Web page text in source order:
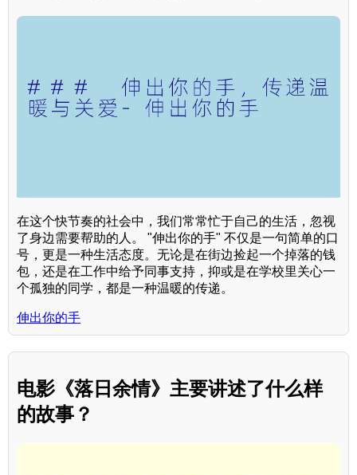
在这个快节奏的社会中，我们常常忙于自己的生活，忽视
了身边需要帮助的人。 "伸出你的手" 不仅是一句简单的口
号，更是一种生活态度。无论是在街边捡起一个掉落的钱
包，还是在工作中给予同事支持，抑或是在学校里关心一
个孤独的同学，都是一种温暖的传递。
伸出你的手
电影《落日余情》主要讲述了什么样
的故事？